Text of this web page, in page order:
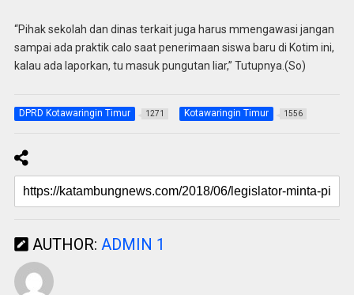
“Pihak sekolah dan dinas terkait juga harus mmengawasi jangan
sampai ada praktik calo saat penerimaan siswa baru di Kotim ini,
kalau ada laporkan, tu masuk pungutan liar,” Tutupnya.(So)
DPRD Kotawaringin Timur 1271 Kotawaringin Timur 1556
AUTHOR: ADMIN 1